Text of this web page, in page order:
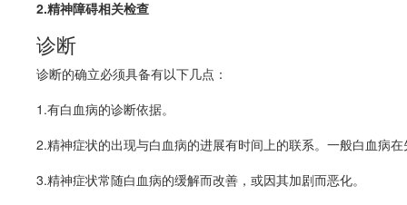
2.精神障碍相关检查
诊断
诊断的确立必须具备有以下几点：
1.有白血病的诊断依据。
2.精神症状的出现与白血病的进展有时间上的联系。一般白血病在
3.精神症状常随白血病的缓解而改善，或因其加剧而恶化。